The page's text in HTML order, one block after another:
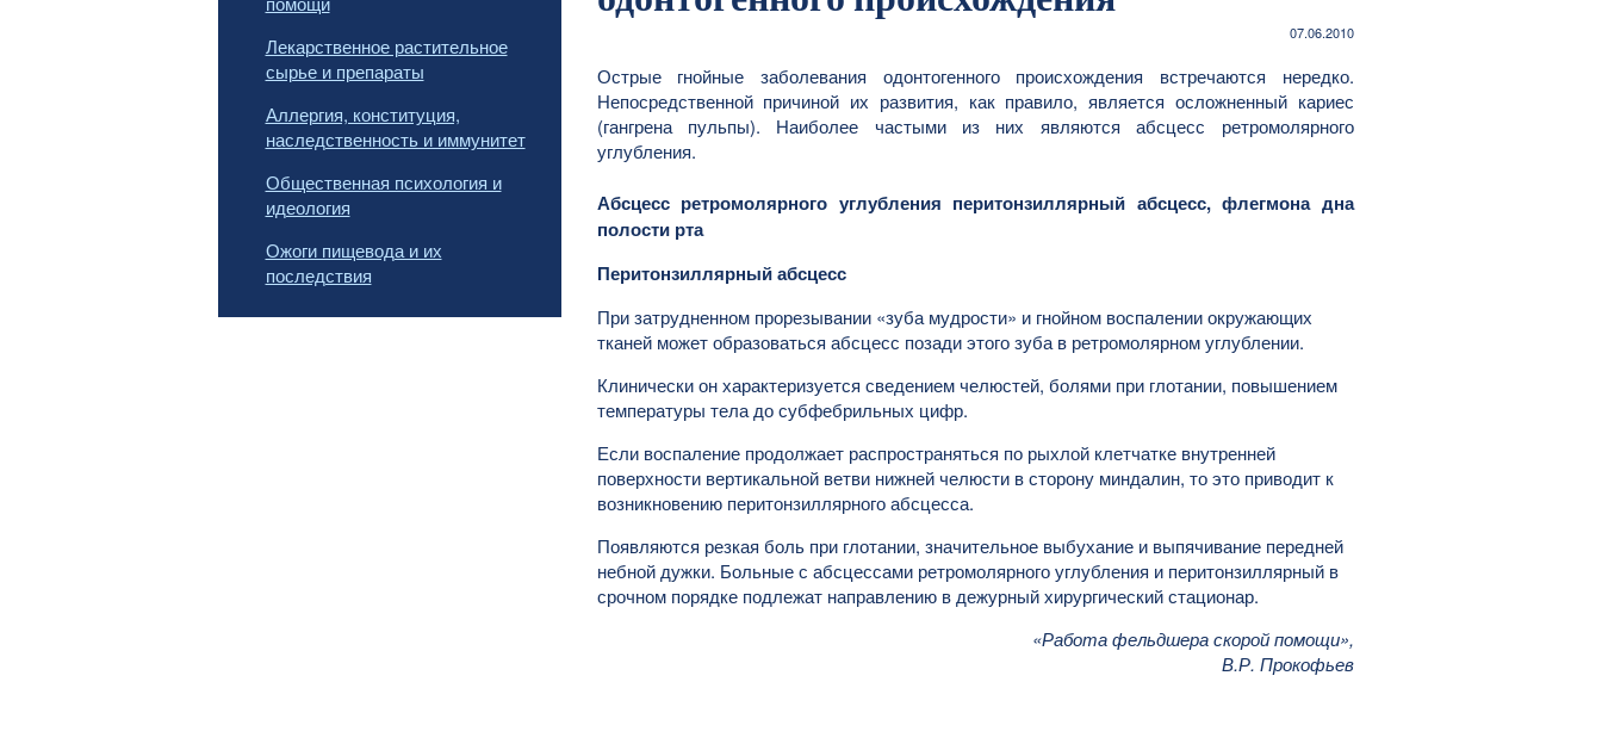
Лекарственное растительное
сырье и препараты
Аллергия, конституция,
наследственность и иммунитет
Общественная психология и
идеология
Ожоги пищевода и их
последствия
07.06.2010
Острые гнойные заболевания одонтогенного происхождения встречаются нередко.
Непосредственной причиной их развития, как правило, является осложненный кариес
(гангрена пульпы). Наиболее частыми из них являются абсцесс ретромолярного
углубления.
Абсцесс ретромолярного углубления перитонзиллярный абсцесс, флегмона дна
полости рта
Перитонзиллярный абсцесс
При затрудненном прорезывании «зуба мудрости» и гнойном воспалении окружающих
тканей может образоваться абсцесс позади этого зуба в ретромолярном углублении.
Клинически он характеризуется сведением челюстей, болями при глотании, повышением
температуры тела до субфебрильных цифр.
Если воспаление продолжает распространяться по рыхлой клетчатке внутренней
поверхности вертикальной ветви нижней челюсти в сторону миндалин, то это приводит к
возникновению перитонзиллярного абсцесса.
Появляются резкая боль при глотании, значительное выбухание и выпячивание передней
небной дужки. Больные с абсцессами ретромолярного углубления и перитонзиллярный в
срочном порядке подлежат направлению в дежурный хирургический стационар.
«Работа фельдшера скорой помощи»,
В.Р. Прокофьев